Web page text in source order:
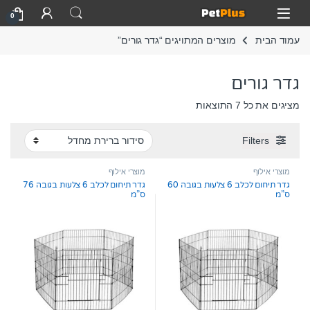
Skip to navigation
Skip to content
Open
0
עמוד הבית מוצרים המתויגים “גדר גורים”
גדר גורים
מציגים את כל ⁦7⁩ התוצאות
Filters
מוצרי אילוף
גדר תיחום לכלב 6 צלעות בגובה 60
ס”מ
מוצרי אילוף
גדר תיחום לכלב 6 צלעות בגובה 76
ס”מ